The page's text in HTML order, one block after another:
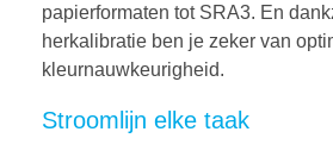
papierformaten tot SRA3. En
herkalibratie ben je zeker van
kleurnauwkeurigheid.
Stroomlijn elke taak